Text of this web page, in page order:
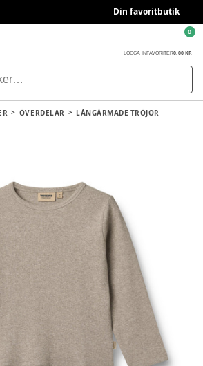
Din favoritbutik
LOGGA IN FAVORITER0,00 KR
0
ÖVERDELAR LÅNGÄRMADE TRÖJOR